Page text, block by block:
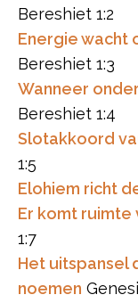
Bereshiet 1:2
Energie wacht
Bereshiet 1:3
Wanneer
Bereshiet 1:4
Slotakkoord
1:5
Elohiem richt
Er komt ruimte
1:7
Het uitspansel
noemen